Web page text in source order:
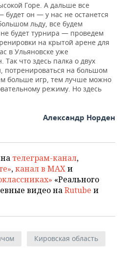
Горе. А дальше все
будет он — у нас не останется
льду, все будем
будет турнира — проведем
на крытой арене для
в Ульяновске уже
что здесь палка о двух
потренироваться на большом
больше игр, тем лучше можно
режиму. Но здесь
Александр Норден
телеграм-канал,
,канал в MAXи
«Реального
видео наRutube и
Кировская область